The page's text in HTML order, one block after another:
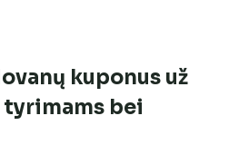
kuponus už
bei